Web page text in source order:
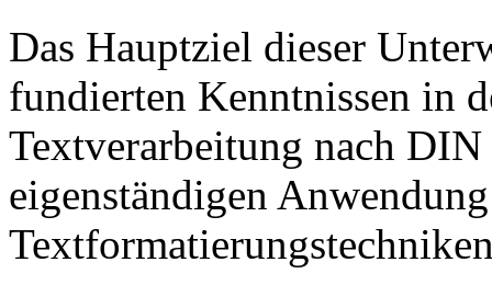
Das Hauptziel dieser
fundierten Kenntnissen in
Textverarbeitung nach
eigenständigen